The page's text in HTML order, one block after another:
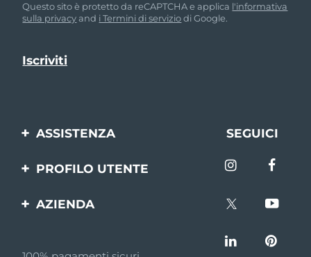
Questo sito è protetto da reCAPTCHA e applica l'informativa
sulla privacyand i Termini di serviziodi Google.
ASSISTENZA
Contattaci
SEGUICI
PROFILO UTENTE
prodotto
AZIENDA